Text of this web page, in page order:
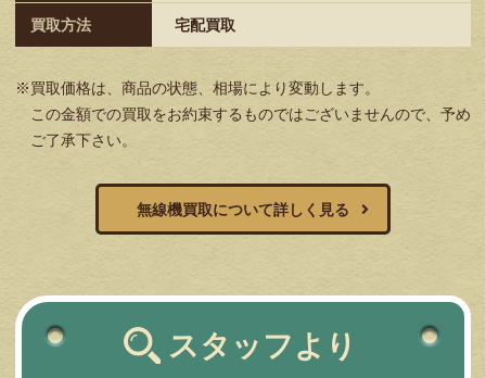
買取方法 宅配買取
※買取価格は、商品の状態、相場により変動します。
この金額での買取をお約束するものではございませんので、予め
ご了承下さい。
無線機買取について詳しく見る
スタッフより